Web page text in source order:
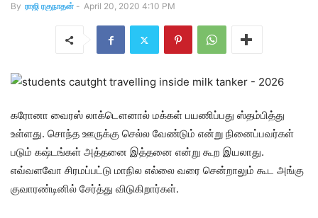
By ராஜி ரகுநாதன் - April 20, 2020 4:10 PM
கரோனா வைரஸ் லாக்டௌனால் மக்கள் பயணிப்பது ஸ்தம்பித்து
உள்ளது. சொந்த ஊருக்கு செல்ல வேண்டும் என்று நினைப்பவர்கள்
படும் கஷ்டங்கள் அத்தனை இத்தனை என்று கூற இயலாது.
எவ்வளவோ சிரமப்பட்டு மாநில எல்லை வரை சென்றாலும் கூட அங்கு
குவாரண்டினில் சேர்த்து விடுகிறார்கள்.